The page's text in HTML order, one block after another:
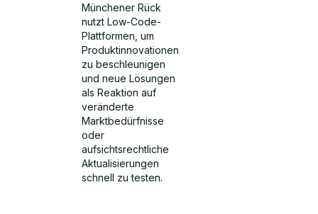
Münchener Rück
nutzt Low-Code-
Plattformen, um
Produktinnovationen
zu beschleunigen
und neue Lösungen
als Reaktion auf
veränderte
Marktbedürfnisse
oder
aufsichtsrechtliche
Aktualisierungen
schnell zu testen.